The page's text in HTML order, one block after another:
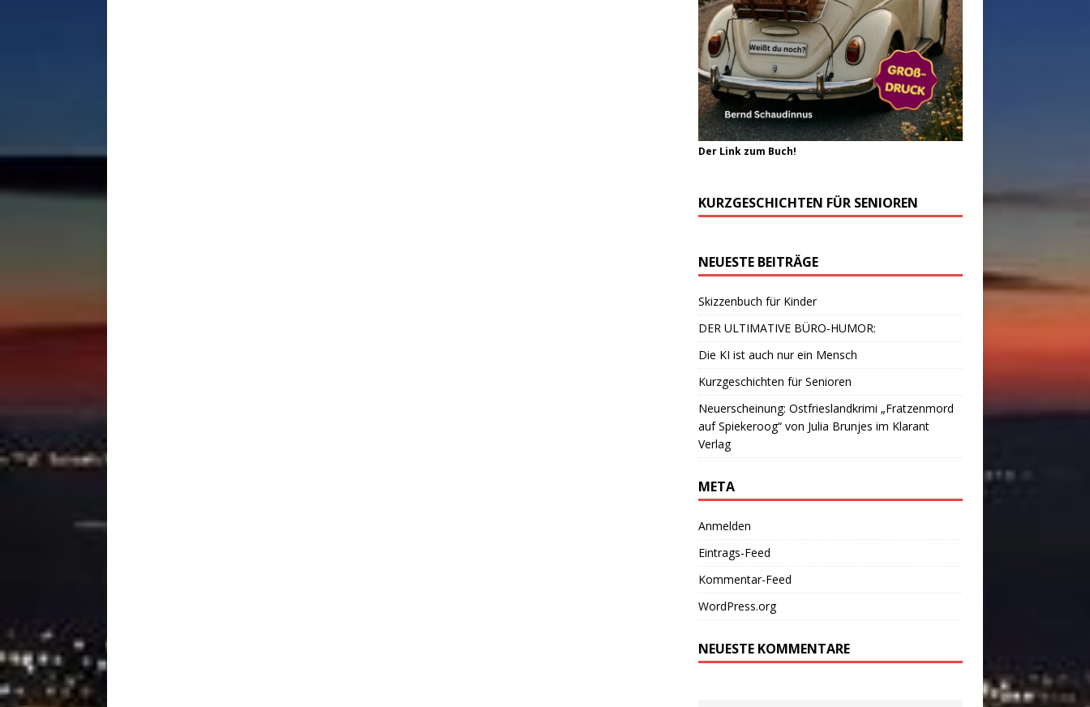
Der Link zum Buch!
KURZGESCHICHTEN FÜR SENIOREN
NEUESTE BEITRÄGE
Skizzenbuch für Kinder
DER ULTIMATIVE BÜRO-HUMOR:
Die KI ist auch nur ein Mensch
Kurzgeschichten für Senioren
Neuerscheinung: Ostfrieslandkrimi „Fratzenmord
auf Spiekeroog“ von Julia Brunjes im Klarant
Verlag
META
Anmelden
Eintrags-Feed
Kommentar-Feed
WordPress.org
NEUESTE KOMMENTARE